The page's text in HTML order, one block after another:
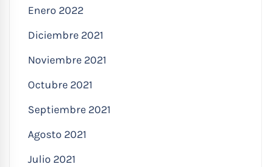
Enero 2022
Diciembre 2021
Noviembre 2021
Octubre 2021
Septiembre 2021
Agosto 2021
Julio 2021